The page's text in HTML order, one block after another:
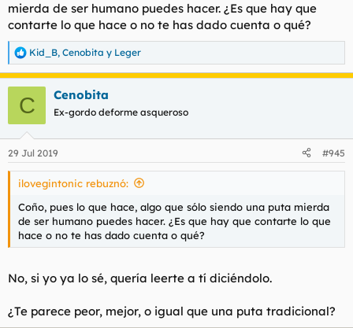
mierda de ser humano puedes hacer. ¿Es que hay que
contarte lo que hace o no te has dado cuenta o qué?
R
e
a
e
s
Kid_B, Cenobita y Leger
C Cenobita
Ex-gordo deforme asqueroso
29 Jul 2019 #945
ilovegintonic rebuznó:
Coño, pues lo que hace, algo que sólo siendo una puta mierda
de ser humano puedes hacer. ¿Es que hay que contarte lo que
hace o no te has dado cuenta o qué?
No, si yo ya lo sé, quería leerte a tí diciéndolo.
¿Te parece peor, mejor, o igual que una puta tradicional?